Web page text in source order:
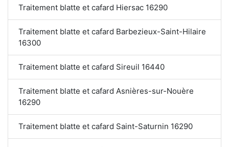
Traitement blatte et cafard Hiersac 16290
Traitement blatte et cafard Barbezieux-Saint-Hilaire
16300
Traitement blatte et cafard Sireuil 16440
Traitement blatte et cafard Asnières-sur-Nouère
16290
Traitement blatte et cafard Saint-Saturnin 16290